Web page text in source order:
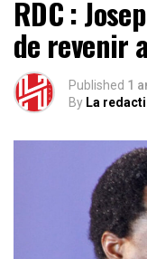
RDC :
de revenir
Published 1
By La